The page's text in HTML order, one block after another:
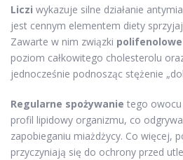
Liczi wykazuje silne działanie
jest cennym elementem diety
Zawarte w nim związki polifenolowe
poziom całkowitego cholesterolu oraz
jednocześnie podnosząc stężenie
Regularne spożywanie tego owocu
profil lipidowy organizmu, co
zapobieganiu miażdżycy. Co więcej,
przyczyniają się do ochrony przed